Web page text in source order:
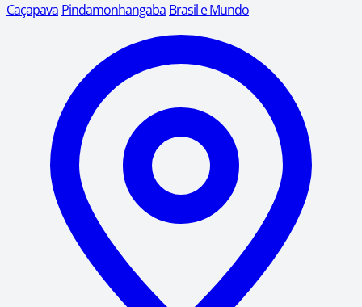
Caçapava Pindamonhangaba Brasil e Mundo